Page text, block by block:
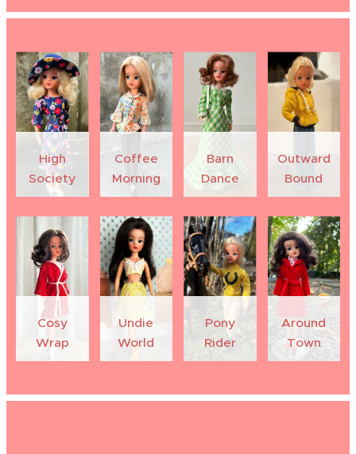
High
Society
Coffee
Morning
Barn
Dance
Outward
Bound
Cosy
Wrap
Undie
World
Pony
Rider
Around
Town